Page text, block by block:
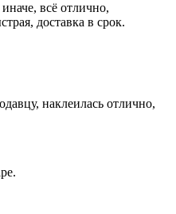
всё отлично,
доставка в срок.
наклеилась отлично,